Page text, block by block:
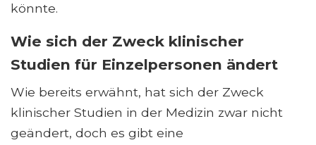
könnte.
Wie sich der Zweck klinischer
Studien für Einzelpersonen ändert
Wie bereits erwähnt, hat sich der Zweck
klinischer Studien in der Medizin zwar nicht
geändert, doch es gibt eine